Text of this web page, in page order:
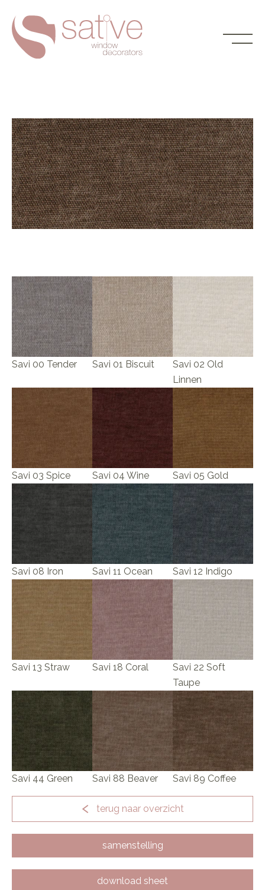
Savi 00 Tender Savi 01 Biscuit
Savi 02 Old
Linnen
Savi 03 Spice Savi 04 Wine Savi 05 Gold
Savi 08 Iron Savi 11 Ocean Savi 12 Indigo
Savi 13 Straw Savi 18 Coral
Savi 22 Soft
Taupe
Savi 44 Green Savi 88 Beaver Savi 89 Coffee
terug naar overzicht
samenstelling
download sheet